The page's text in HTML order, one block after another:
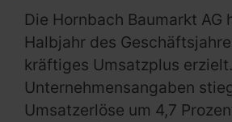
Die Hornbach Baumarkt AG
Halbjahr des
kräftiges Umsatzplus
Unternehmensangaben
Umsatzerlöse um 4,7